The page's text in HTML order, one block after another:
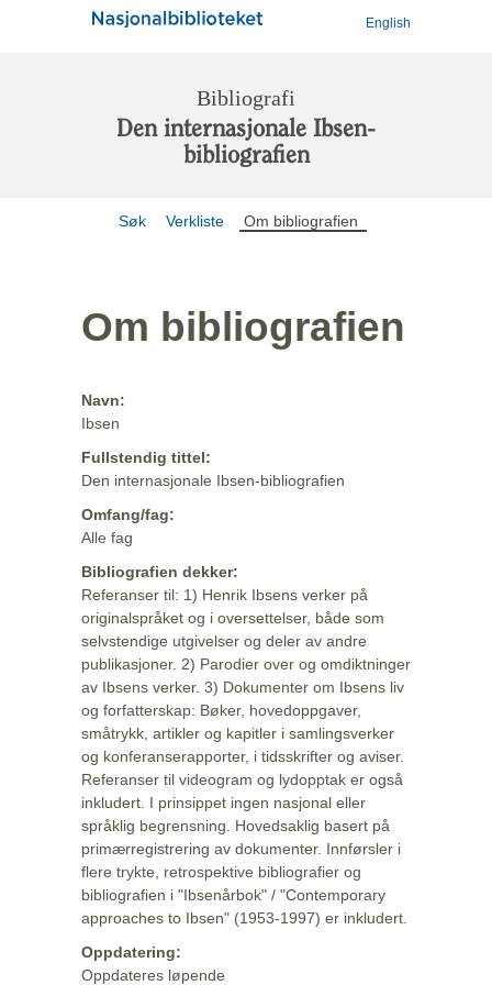
English
Bibliografi
Den internasjonale Ibsen-
bibliografien
Søk Verkliste Om bibliografien
Om bibliografien
Navn:
Ibsen
Fullstendig tittel:
Den internasjonale Ibsen-bibliografien
Omfang/fag:
Alle fag
Bibliografien dekker:
Referanser til: 1) Henrik Ibsens verker på
originalspråket og i oversettelser, både som
selvstendige utgivelser og deler av andre
publikasjoner. 2) Parodier over og omdiktninger
av Ibsens verker. 3) Dokumenter om Ibsens liv
og forfatterskap: Bøker, hovedoppgaver,
småtrykk, artikler og kapitler i samlingsverker
og konferanserapporter, i tidsskrifter og aviser.
Referanser til videogram og lydopptak er også
inkludert. I prinsippet ingen nasjonal eller
språklig begrensning. Hovedsaklig basert på
primærregistrering av dokumenter. Innførsler i
flere trykte, retrospektive bibliografier og
bibliografien i "Ibsenårbok" / "Contemporary
approaches to Ibsen" (1953-1997) er inkludert.
Oppdatering:
Oppdateres løpende